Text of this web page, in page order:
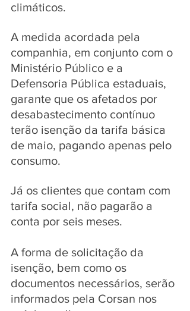
climáticos.
A medida acordada pela
companhia, em conjunto com o
Ministério Público e a
Defensoria Pública estaduais,
garante que os afetados por
desabastecimento contínuo
terão isenção da tarifa básica
de maio, pagando apenas pelo
consumo.
Já os clientes que contam com
tarifa social, não pagarão a
conta por seis meses.
A forma de solicitação da
isenção, bem como os
documentos necessários, serão
informados pela Corsan nos